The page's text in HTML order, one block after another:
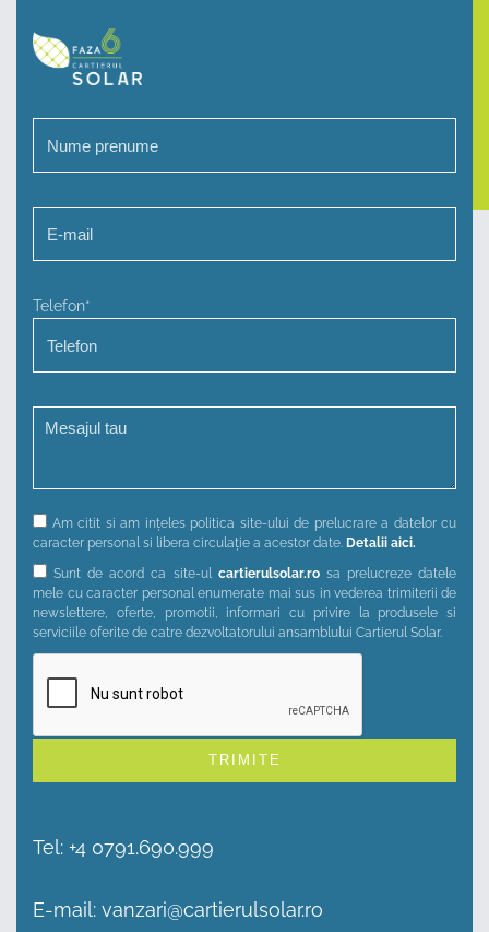
Telefon*
Am citit si am ințeles politica site-ului de prelucrare a datelor cu
caracter personal si libera circulație a acestor date. Detalii aici.
Sunt de acord ca site-ul cartierulsolar.rosa prelucreze datele
mele cu caracter personal enumerate mai sus in vederea trimiterii de
newslettere, oferte, promotii, informari cu privire la produsele si
serviciile oferite de catre dezvoltatorului ansamblului Cartierul Solar.
Tel: +4 0791.690.999
E-mail: vanzari@cartierulsolar.ro